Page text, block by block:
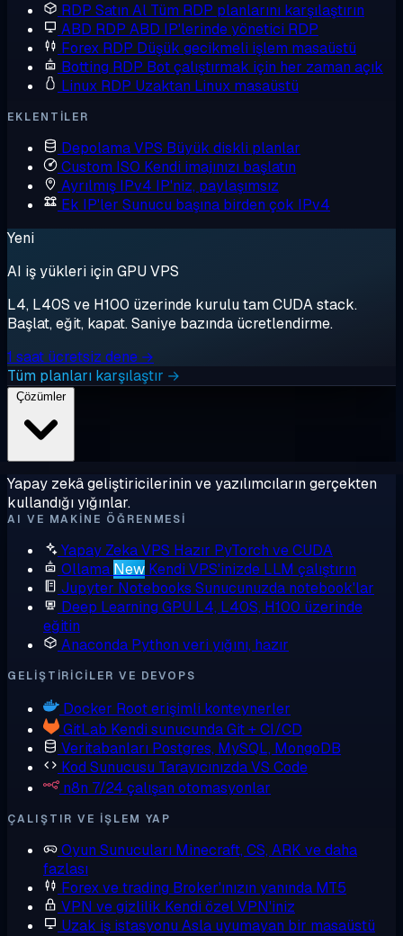
RDP Satın Al Tüm RDP planlarını karşılaştırın
ABD RDP ABD IP'lerinde yönetici RDP
Forex RDP Düşük gecikmeli işlem masaüstü
Botting RDP Bot çalıştırmak için her zaman açık
Linux RDP Uzaktan Linux masaüstü
EKLENTILER
Depolama VPS Büyük diskli planlar
Custom ISO Kendi imajınızı başlatın
Ayrılmış IPv4 IP'niz, paylaşımsız
Ek IP'ler Sunucu başına birden çok IPv4
Yeni
AI iş yükleri için GPU VPS
L4, L40S ve H100 üzerinde kurulu tam CUDA stack.
Başlat, eğit, kapat. Saniye bazında ücretlendirme.
1 saat ücretsiz dene →
Tüm planları karşılaştır →
Çözümler
Yapay zekâ geliştiricilerinin ve yazılımcıların gerçekten
kullandığı yığınlar.
AI VE MAKINE ÖĞRENMESI
Yapay Zeka VPS Hazır PyTorch ve CUDA
Ollama New Kendi VPS'inizde LLM çalıştırın
Jupyter Notebooks Sunucunuzda notebook'lar
Deep Learning GPU L4, L40S, H100 üzerinde
eğitin
Anaconda Python veri yığını, hazır
GELIŞTIRICILER VE DEVOPS
Docker Root erişimli konteynerler
GitLab Kendi sunucunda Git + CI/CD
Veritabanları Postgres, MySQL, MongoDB
Kod Sunucusu Tarayıcınızda VS Code
n8n 7/24 çalışan otomasyonlar
ÇALIŞTIR VE IŞLEM YAP
Oyun Sunucuları Minecraft, CS, ARK ve daha
fazlası
Forex ve trading Broker'ınızın yanında MT5
VPN ve gizlilik Kendi özel VPN'iniz
Uzak iş istasyonu Asla uyumayan bir masaüstü